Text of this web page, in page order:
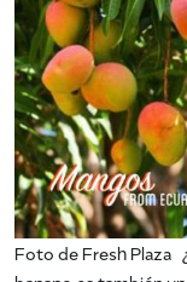
Foto de Fresh Plaza